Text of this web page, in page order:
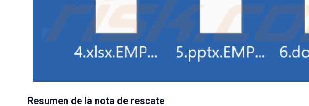
Resumen de la nota de rescate